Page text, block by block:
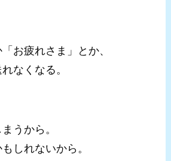
お疲れさま」とか、
なくなる。
うから。
しれないから。